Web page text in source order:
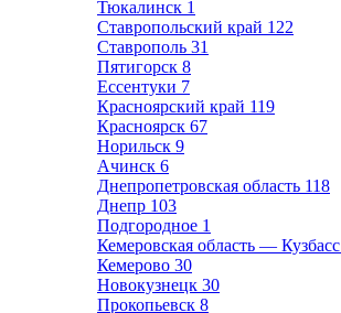
Тюкалинск 1
Ставропольский край 122
Ставрополь 31
Пятигорск 8
Ессентуки 7
Красноярский край 119
Красноярск 67
Норильск 9
Ачинск 6
Днепропетровская область 118
Днепр 103
Подгородное 1
Кемеровская область — Кузбасс
Кемерово 30
Новокузнецк 30
Прокопьевск 8